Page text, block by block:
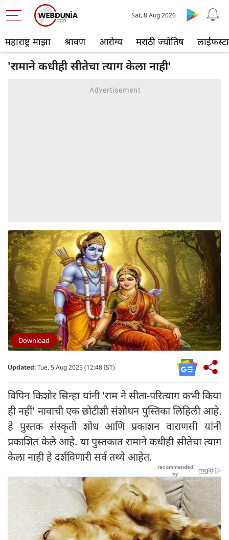
महाराष्ट्र माझा श्रावण आरोग्य मराठी ज्योतिष
Sat, 8 Aug 2026
'रामाने कधीही सीतेचा त्याग केला नाही'
Download
Updated:Tue, 5 Aug 2025 (12:48 IST)
विपिन किशोर सिन्हा यांनी 'राम ने सीता-परित्याग कभी किया
ही नहीं' नावाची एक छोटीशी संशोधन पुस्तिका लिहिली आहे.
हे पुस्तक संस्कृती शोध आणि प्रकाशन वाराणसी यांनी
प्रकाशित केले आहे. या पुस्तकात रामाने कधीही सीतेचा त्याग
केला नाही हे दर्शविणारी सर्व तथ्ये आहेत.